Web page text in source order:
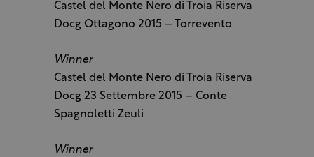
Castel del Monte Nero di Troia Riserva
Docg Ottagono 2015 – Torrevento
Winner
Castel del Monte Nero di Troia Riserva
Docg 23 Settembre 2015 – Conte
Spagnoletti Zeuli
Winner